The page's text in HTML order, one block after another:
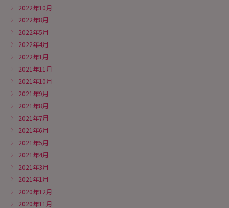
2022年10月
2022年8月
2022年5月
2022年4月
2022年1月
2021年11月
2021年10月
2021年9月
2021年8月
2021年7月
2021年6月
2021年5月
2021年4月
2021年3月
2021年1月
2020年12月
2020年11月